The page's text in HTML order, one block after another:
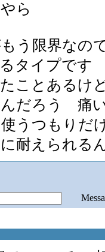
ら
う限界なの
タイプです
ことあるけ
だろう 痛
うつもりだ
耐えられる